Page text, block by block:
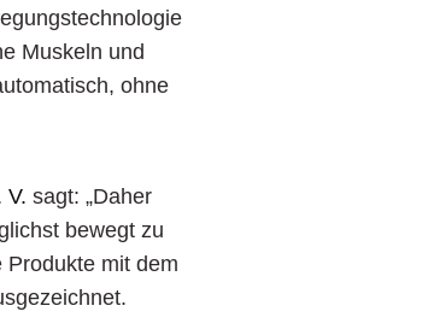
Muskeln und
ohne
V. sagt: „Daher
bewegt zu
Produkte mit dem